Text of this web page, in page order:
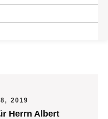
2019
Herrn Albert